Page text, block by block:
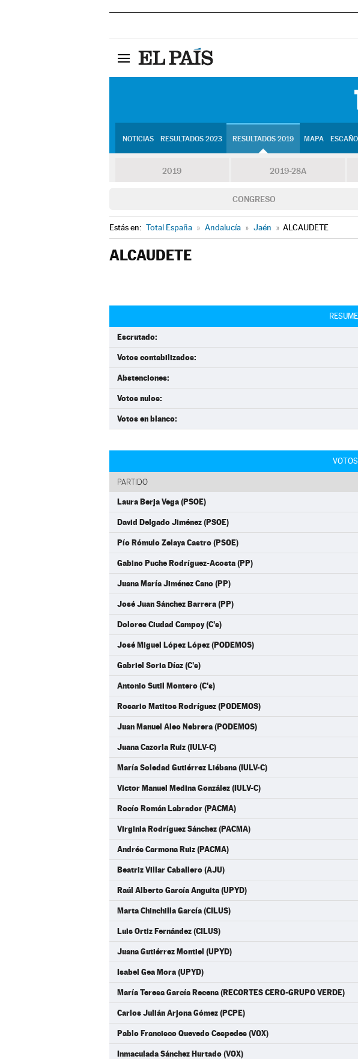
NOTICIAS RESULTADOS 2023 RESULTADOS 2019 MAPA
2019 2019-28A
CONGRESO
Estás en: Total España » Andalucía » Jaén » ALCAUDETE
ALCAUDETE
Escrutado:
Votos contabilizados:
Abstenciones:
Votos nulos:
Votos en blanco:
PARTIDO
Laura Berja Vega (PSOE)
David Delgado Jiménez (PSOE)
Pío Rómulo Zelaya Castro (PSOE)
Gabino Puche Rodríguez-Acosta (PP)
Juana María Jiménez Cano (PP)
José Juan Sánchez Barrera (PP)
Dolores Ciudad Campoy (C's)
José Miguel López López (PODEMOS)
Gabriel Soria Díaz (C's)
Antonio Sutil Montero (C's)
Rosario Matitos Rodríguez (PODEMOS)
Juan Manuel Aleo Nebrera (PODEMOS)
Juana Cazorla Ruiz (IULV-C)
María Soledad Gutiérrez Liébana (IULV-C)
Victor Manuel Medina González (IULV-C)
Rocío Román Labrador (PACMA)
Virginia Rodríguez Sánchez (PACMA)
Andrés Carmona Ruiz (PACMA)
Beatriz Villar Caballero (AJU)
Raúl Alberto García Anguita (UPYD)
Marta Chinchilla García (CILUS)
Luis Ortiz Fernández (CILUS)
Juana Gutiérrez Montiel (UPYD)
Isabel Gea Mora (UPYD)
María Teresa García Recena (RECORTES CERO-GRUPO VERDE)
Carlos Julián Arjona Gómez (PCPE)
Pablo Francisco Quevedo Cespedes (VOX)
Inmaculada Sánchez Hurtado (VOX)